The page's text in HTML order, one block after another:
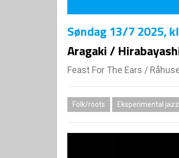
Søndag13/7 2025,
Aragaki /
Feast For The Ears /
Folk/roots Eksperimental jazz